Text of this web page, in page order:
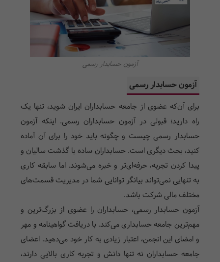
آزمون حسابدار رسمی
آزمون حسابدار رسمی
برای آن‌که عضوی از جامعه حسابداران ایران شوید، تنها یک
راه دارید؛ قبولی در آزمون حسابداران رسمی. اینکه آزمون
حسابدار رسمی چیست و چگونه باید خود را برای آن آماده
کنید، بحث دیگری است. حسابداران ساده با گذشت سالیان و
پیدا کردن تجربه، حرفه‌ای‌تر و خبره می‌شوند. اما سابقه کاری
به تنهایی نمی‌تواند بیانگر توانایی شما در مدیریت قسمت‌های
مختلف مالی شرکت باشد.
آزمون حسابدار رسمی، حسابداران را عضوی از بزرگ‌ترین و
مهم‌ترین جامعه حسابداری می‌کند. با دریافت گواهینامه و مهر
و امضای این انجمن، اعتبار زیادی به کار خود می‌دهید. اعضای
جامعه حسابداران نه تنها دانش و تجربه کاری بالایی دارند،